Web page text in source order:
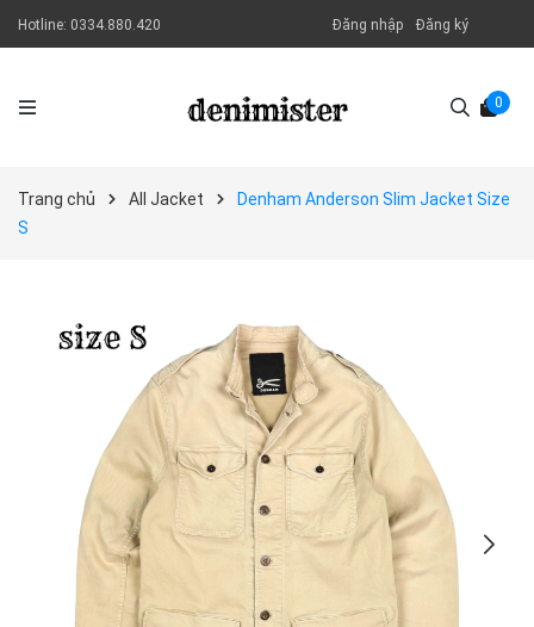
Hotline: 0334.880.420 Đăng nhập Đăng ký
0
Trang chủ All Jacket
Denham Anderson Slim Jacket Size
S